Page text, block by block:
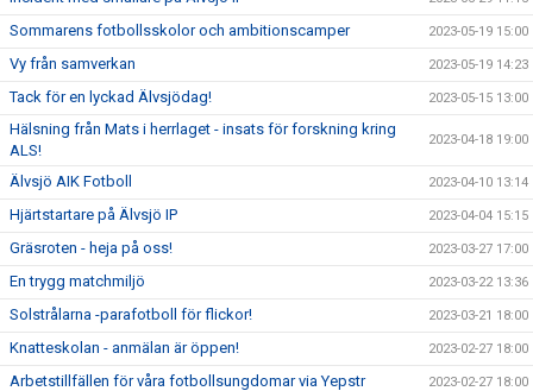
Sommarens fotbollsskolor och ambitionscamper 2023-05-19 15:00
Vy från samverkan 2023-05-19 14:23
Tack för en lyckad Älvsjödag! 2023-05-15 13:00
Hälsning från Mats i herrlaget - insats för forskning kring
ALS!
2023-04-18 19:00
Älvsjö AIK Fotboll 2023-04-10 13:14
Hjärtstartare på Älvsjö IP 2023-04-04 15:15
Gräsroten - heja på oss! 2023-03-27 17:00
En trygg matchmiljö 2023-03-22 13:36
Solstrålarna -parafotboll för flickor! 2023-03-21 18:00
Knatteskolan - anmälan är öppen! 2023-02-27 18:00
Arbetstillfällen för våra fotbollsungdomar via Yepstr 2023-02-27 18:00